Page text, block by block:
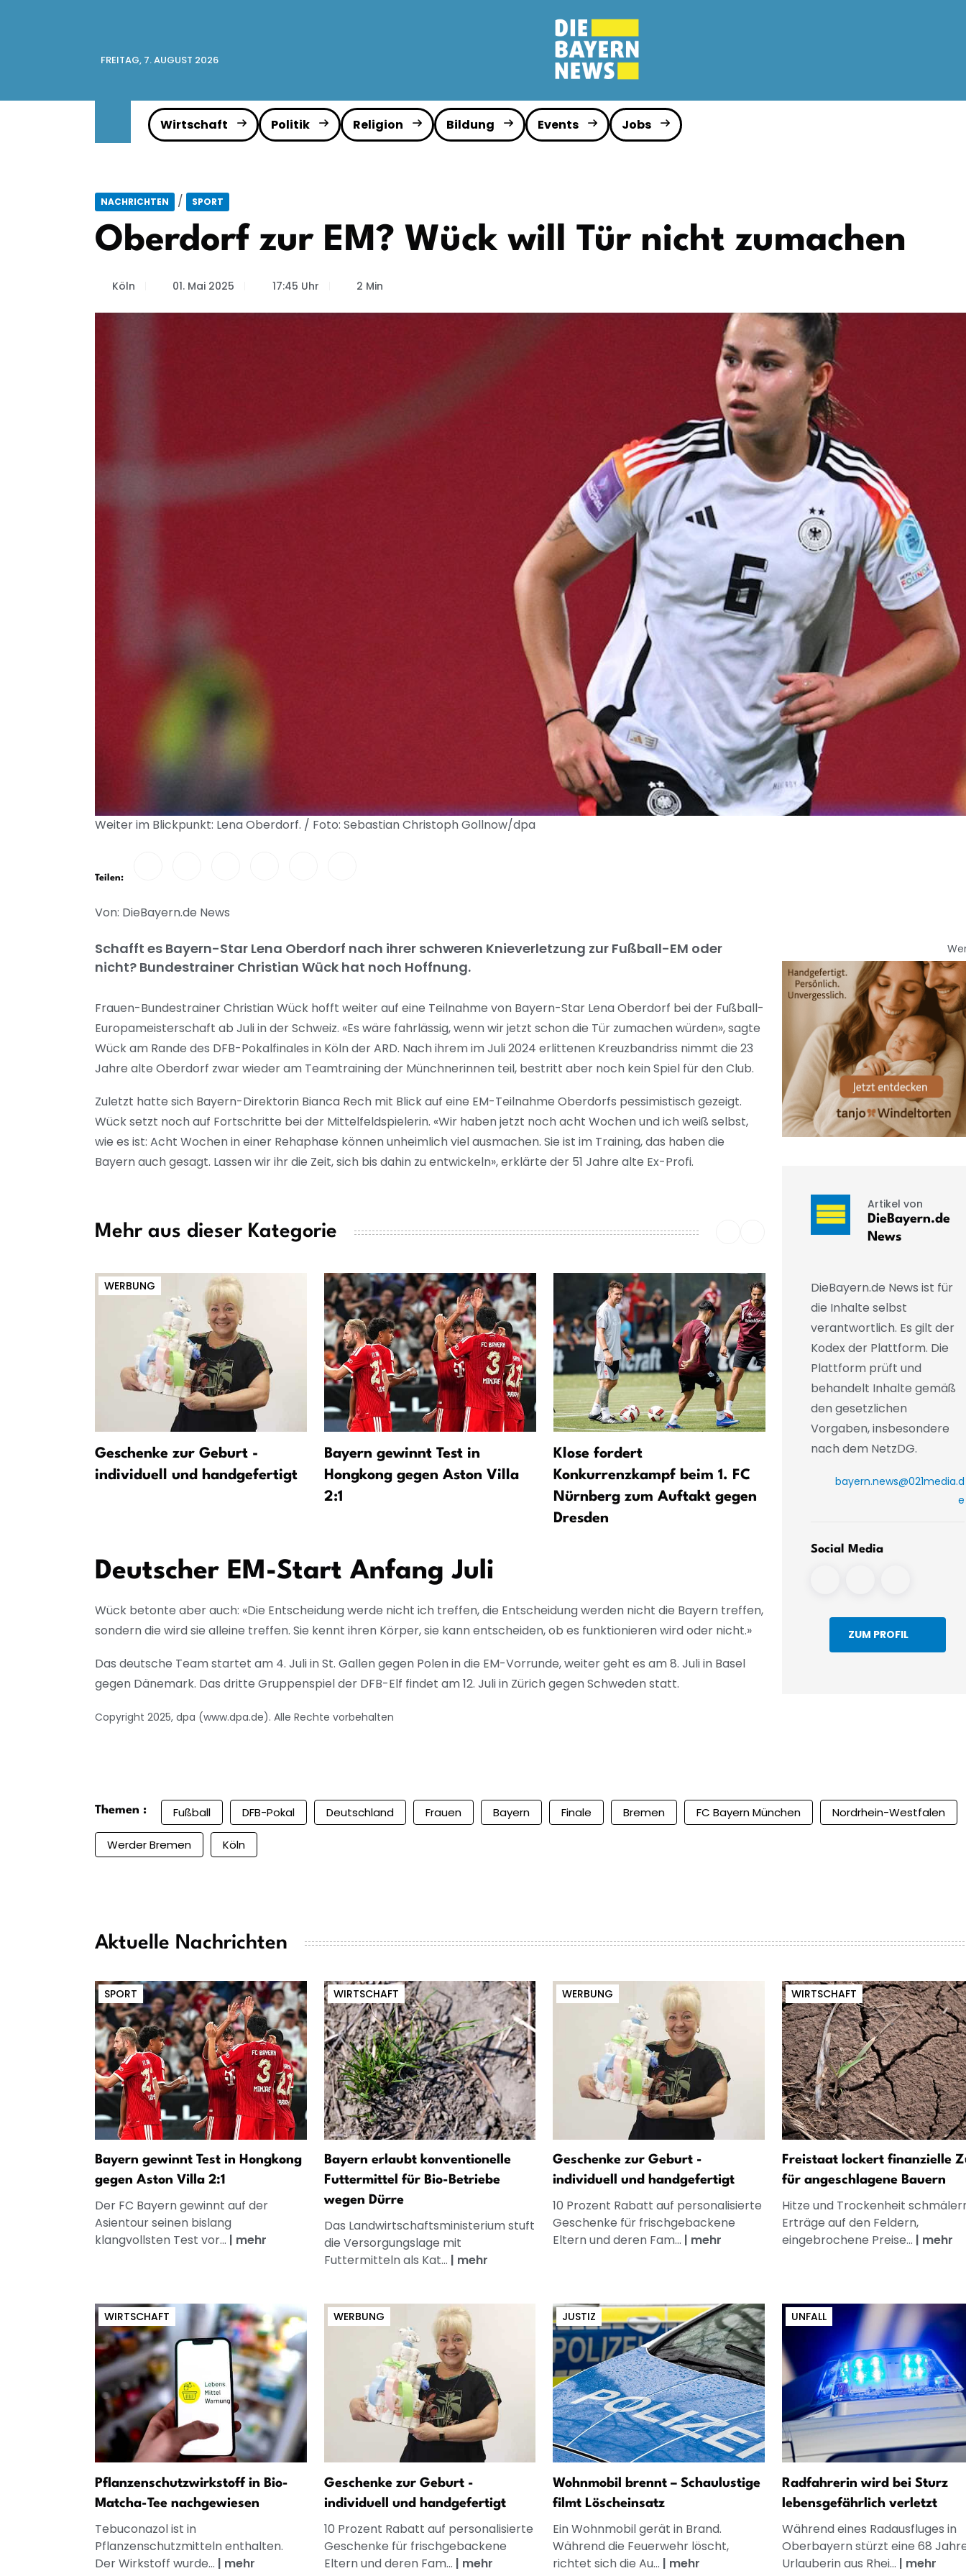
FREITAG, 7. AUGUST 2026
Wirtschaft Politik Religion Bildung Events Jobs
NACHRICHTEN / SPORT
Oberdorf zur EM? Wück will Tür nicht zumachen
Köln 01. Mai 2025 17:45 Uhr 2 Min
Weiter im Blickpunkt: Lena Oberdorf. / Foto: Sebastian Christoph Gollnow/dpa
Teilen:
Von: DieBayern.de News
Schafft es Bayern-Star Lena Oberdorf nach ihrer schweren Knieverletzung zur Fußball-EM oder
nicht? Bundestrainer Christian Wück hat noch Hoffnung.
Frauen-Bundestrainer Christian Wück hofft weiter auf eine Teilnahme von Bayern-Star Lena Oberdorf bei der Fußball-
Europameisterschaft ab Juli in der Schweiz. «Es wäre fahrlässig, wenn wir jetzt schon die Tür zumachen würden», sagte
Wück am Rande des DFB-Pokalfinales in Köln der ARD. Nach ihrem im Juli 2024 erlittenen Kreuzbandriss nimmt die 23
Jahre alte Oberdorf zwar wieder am Teamtraining der Münchnerinnen teil, bestritt aber noch kein Spiel für den Club.
Zuletzt hatte sich Bayern-Direktorin Bianca Rech mit Blick auf eine EM-Teilnahme Oberdorfs pessimistisch gezeigt.
Wück setzt noch auf Fortschritte bei der Mittelfeldspielerin. «Wir haben jetzt noch acht Wochen und ich weiß selbst,
wie es ist: Acht Wochen in einer Rehaphase können unheimlich viel ausmachen. Sie ist im Training, das haben die
Bayern auch gesagt. Lassen wir ihr die Zeit, sich bis dahin zu entwickeln», erklärte der 51 Jahre alte Ex-Profi.
Mehr aus dieser Kategorie
WERBUNG
Geschenke zur Geburt -
individuell und handgefertigt
Bayern gewinnt Test in
Hongkong gegen Aston Villa
2:1
Klose fordert
Konkurrenzkampf beim 1. FC
Nürnberg zum Auftakt gegen
Dresden
FIFA-Experte: «Infantino
einen Ausweg suchen»
Deutscher EM-Start Anfang Juli
Wück betonte aber auch: «Die Entscheidung werde nicht ich treffen, die Entscheidung werden nicht die Bayern treffen,
sondern die wird sie alleine treffen. Sie kennt ihren Körper, sie kann entscheiden, ob es funktionieren wird oder nicht.»
Das deutsche Team startet am 4. Juli in St. Gallen gegen Polen in die EM-Vorrunde, weiter geht es am 8. Juli in Basel
gegen Dänemark. Das dritte Gruppenspiel der DFB-Elf findet am 12. Juli in Zürich gegen Schweden statt.
Copyright 2025, dpa (www.dpa.de). Alle Rechte vorbehalten
Artikel von
DieBayern.de
News
DieBayern.de News ist für
die Inhalte selbst
verantwortlich. Es gilt der
Kodex der Plattform. Die
Plattform prüft und
behandelt Inhalte gemäß
den gesetzlichen
Vorgaben, insbesondere
nach dem NetzDG.
bayern.news@021media.d
e
Social Media
ZUM PROFIL
Themen : Fußball DFB-Pokal Deutschland Frauen Bayern Finale Bremen FC Bayern München Nordrhein-Westfalen
Werder Bremen Köln
Aktuelle Nachrichten
SPORT
Bayern gewinnt Test in Hongkong
gegen Aston Villa 2:1
Der FC Bayern gewinnt auf der
Asientour seinen bislang
klangvollsten Test vor... | mehr
WIRTSCHAFT
Bayern erlaubt konventionelle
Futtermittel für Bio-Betriebe
wegen Dürre
Das Landwirtschaftsministerium stuft
die Versorgungslage mit
Futtermitteln als Kat... | mehr
WERBUNG
Geschenke zur Geburt -
individuell und handgefertigt
10 Prozent Rabatt auf personalisierte
Geschenke für frischgebackene
Eltern und deren Fam... | mehr
WIRTSCHAFT
Freistaat lockert finanzielle
für angeschlagene Bauern
Hitze und Trockenheit
Erträge auf den Feldern,
eingebrochene Preise... | mehr
WIRTSCHAFT
Pflanzenschutzwirkstoff in Bio-
Matcha-Tee nachgewiesen
Tebuconazol ist in
Pflanzenschutzmitteln enthalten.
Der Wirkstoff wurde... | mehr
WERBUNG
Geschenke zur Geburt -
individuell und handgefertigt
10 Prozent Rabatt auf personalisierte
Geschenke für frischgebackene
Eltern und deren Fam... | mehr
JUSTIZ
Wohnmobil brennt – Schaulustige
filmt Löscheinsatz
Ein Wohnmobil gerät in Brand.
Während die Feuerwehr löscht,
richtet sich die Au... | mehr
UNFALL
Radfahrerin wird bei Sturz
lebensgefährlich verletzt
Während eines Radausfluges in
Oberbayern stürzt eine 68
Urlauberin aus Rhei... | mehr